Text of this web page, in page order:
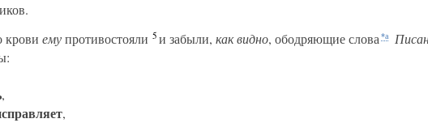
крови емупротивостояли 5и забыли, как видно, ободряющие слова *а
,
,